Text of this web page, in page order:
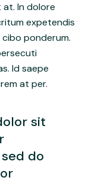
In dolore
expetendis
ponderum.
Id saepe
at per.
sit
do